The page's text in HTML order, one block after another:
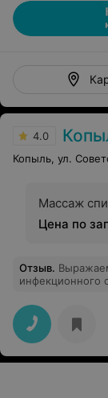
4.0
Копыль, ул.
Массаж
Цена по
Отзыв.
инфекционного
Давидович
кто находится
недугом.
Господь!